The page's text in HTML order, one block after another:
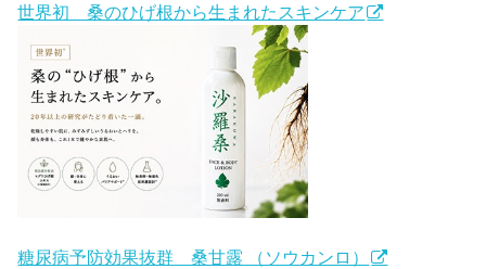
世界初 桑のひげ根から生まれたスキンケア
糖尿病予防効果抜群 桑甘露 （ソウカンロ）